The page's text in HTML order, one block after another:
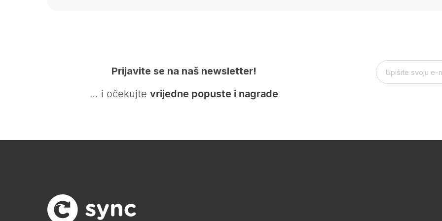
Prijavite se na naš newsletter!
… i očekujte vrijedne popuste i nagrade